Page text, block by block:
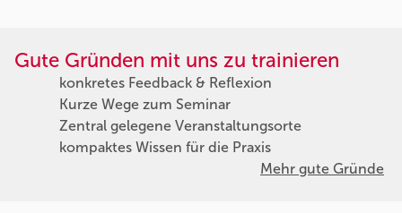
Gute Gründen mit uns zu trainieren
konkretes Feedback & Reflexion
Kurze Wege zum Seminar
Zentral gelegene Veranstaltungsorte
kompaktes Wissen für die Praxis
Mehr gute Gründe